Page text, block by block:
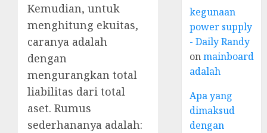
Kemudian, untuk
menghitung ekuitas,
caranya adalah
dengan
mengurangkan total
liabilitas dari total
aset. Rumus
sederhananya adalah:
kegunaan
power supply
- Daily Randy
onmainboard
adalah
Apa yang
dimaksud
dengan